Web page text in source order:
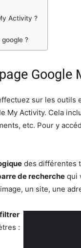
Activity ?
?
Google
sur les outils
My Activity. Cela
etc. Pour y
des différentes
de recherche qui
un site, une
filtrer
: